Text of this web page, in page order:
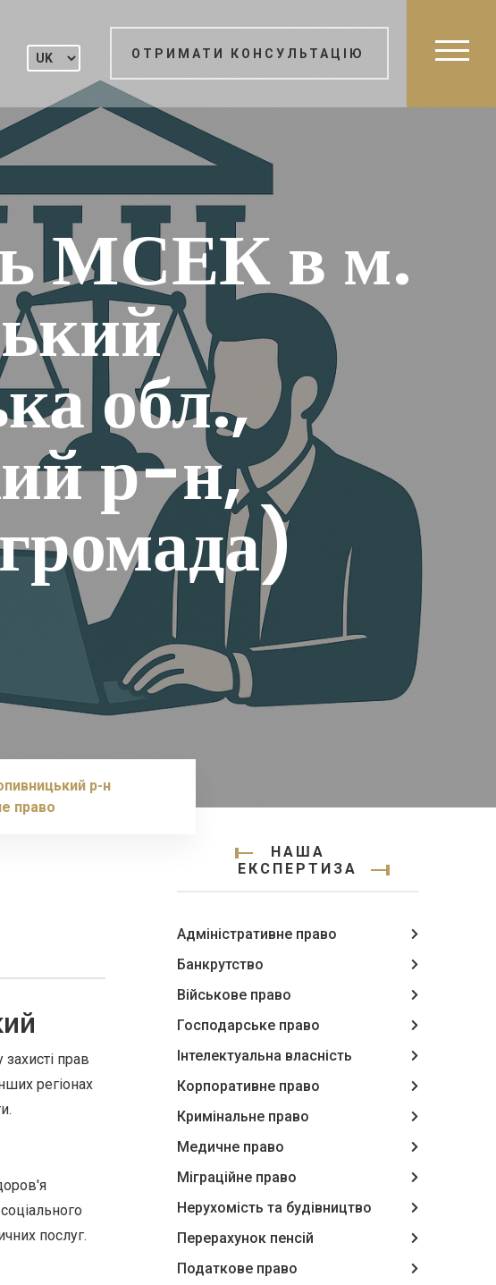
ОТРИМАТИ КОНСУЛЬТАЦІЮ
МСЕК в м.
обл.,
р-н,
р-н
право
прав
регіонах
послуг.
НАША
ЕКСПЕРТИЗА
Адміністративне право
Банкрутство
Військове право
Господарське право
Інтелектуальна власність
Корпоративне право
Кримінальне право
Медичне право
Міграційне право
Нерухомість та будівництво
Перерахунок пенсій
Податкове право